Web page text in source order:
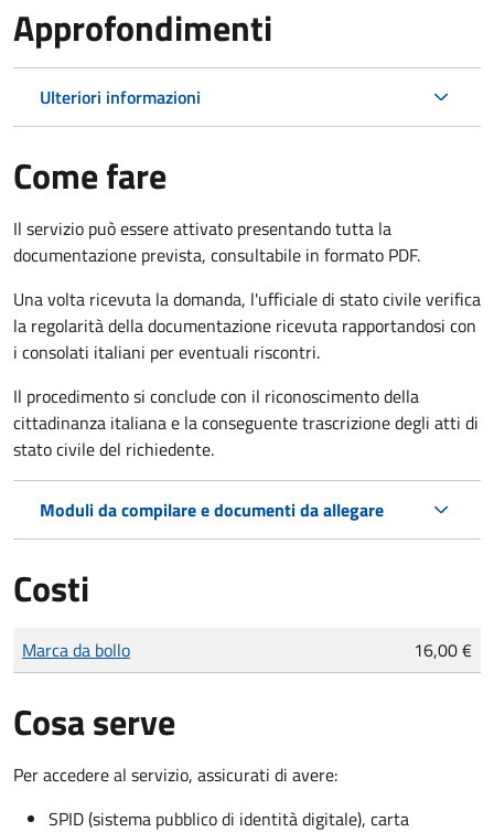
Approfondimenti
Ulteriori informazioni
Come fare
Il servizio può essere attivato presentando tutta la
documentazione prevista, consultabile in formato PDF.
Una volta ricevuta la domanda, l'ufficiale di stato civile verifica
la regolarità della documentazione ricevuta rapportandosi con
i consolati italiani per eventuali riscontri.
Il procedimento si conclude con il riconoscimento della
cittadinanza italiana e la conseguente trascrizione degli atti di
stato civile del richiedente.
Moduli da compilare e documenti da allegare
Costi
Tipo di pagamento
Importo
Marca da bollo 16,00 €
Cosa serve
Per accedere al servizio, assicurati di avere:
SPID (sistema pubblico di identità digitale), carta